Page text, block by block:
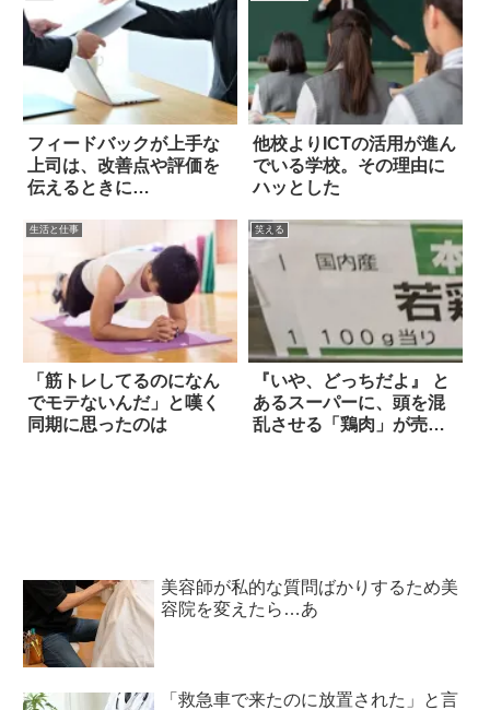
フィードバックが上手な
上司は、改善点や評価を
伝えるときに…
他校よりICTの活用が進ん
でいる学校。その理由に
ハッとした
生活と仕事
「筋トレしてるのになん
でモテないんだ」と嘆く
同期に思ったのは
笑える
『いや、どっちだよ』 と
あるスーパーに、頭を混
乱させる「鶏肉」が売ら
美容師が私的な質問ばかりするため美
容院を変えたら…あ
「救急車で来たのに放置された」と言